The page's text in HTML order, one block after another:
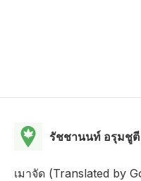
รัชชานนท์ อรุมชูตี
เมาจัด (Translated by